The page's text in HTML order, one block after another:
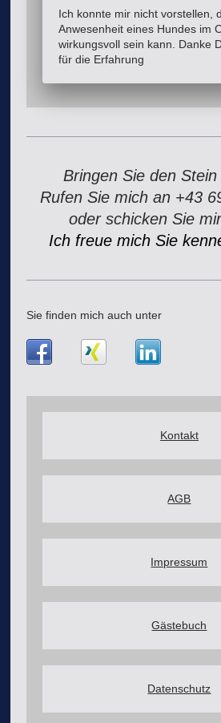
Ich konnte mir nicht vorstellen,
Anwesenheit eines Hundes im
wirkungsvoll sein kann. Danke
für die Erfahrung
Bringen Sie den
Rufen Sie mich an +43
oder schicken Sie
Ich freue mich Sie
Sie finden mich auch unter
Kontakt
AGB
Impressum
Gästebuch
Datenschutz